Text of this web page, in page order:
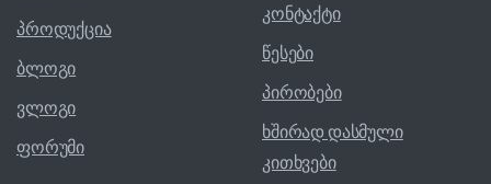
პროდუქცია
ბლოგი
ვლოგი
ფორუმი
კონტაქტი
წესები
პირობები
ხშირად დასმული
კითხვები